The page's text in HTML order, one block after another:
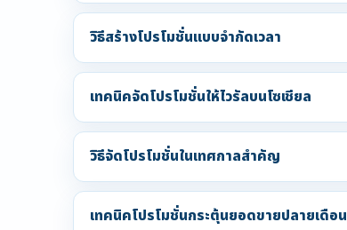
วิธีสร้างโปรโมชั่นแบบจำกัดเวลา
เทคนิคจัดโปรโมชั่นให้ไวรัลบนโซเชียล
วิธีจัดโปรโมชั่นในเทศกาลสำคัญ
เทคนิคโปรโมชั่นกระตุ้นยอดขายปลายเดือน